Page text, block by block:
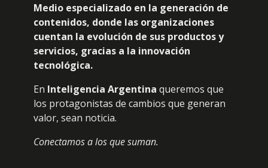
Medio especializado en la generación de
contenidos, donde las organizaciones
cuentan la evolución de sus productos y
servicios, gracias a la innovación
tecnológica.
En Inteligencia Argentina queremos que
los protagonistas de cambios que generan
valor, sean noticia.
Conectamos a los que suman.